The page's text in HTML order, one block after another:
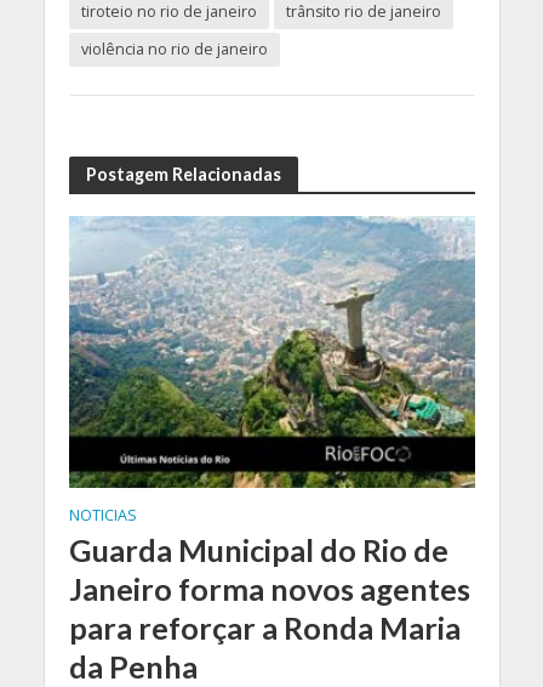
tiroteio no rio de janeiro
trânsito rio de janeiro
violência no rio de janeiro
Postagem Relacionadas
NOTICIAS
Guarda Municipal do Rio de
Janeiro forma novos agentes
para reforçar a Ronda Maria
da Penha